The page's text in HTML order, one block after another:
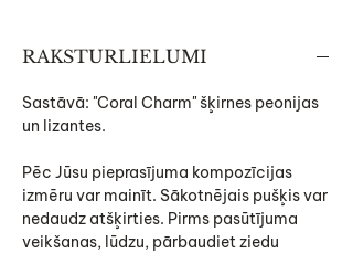
RAKSTURLIELUMI
Sastāvā: "Coral Charm" šķirnes peonijas
un lizantes.
Pēc Jūsu pieprasījuma kompozīcijas
izmēru var mainīt. Sākotnējais pušķis var
nedaudz atšķirties. Pirms pasūtījuma
veikšanas, lūdzu, pārbaudiet ziedu